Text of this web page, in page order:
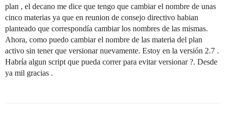
plan , el decano me dice que tengo que cambiar el nombre de unas
cinco materias ya que en reunion de consejo directivo habian
planteado que correspondía cambiar los nombres de las mismas.
Ahora, como puedo cambiar el nombre de las materia del plan
activo sin tener que versionar nuevamente. Estoy en la versión 2.7 .
Habría algun script que pueda correr para evitar versionar ?. Desde
ya mil gracias .